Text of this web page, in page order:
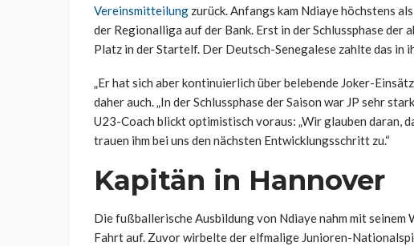
Vereinsmitteilung zurück. Anfangs kam Ndiaye höchstens
der Regionalliga auf der Bank. Erst in der Schlussphase der
Platz in der Startelf. Der Deutsch-Senegalese zahlte das
„Er hat sich aber kontinuierlich über belebende Joker-
daher auch. „In der Schlussphase der Saison war JP sehr
U23-Coach blickt optimistisch voraus: „Wir glauben daran,
trauen ihm bei uns den nächsten Entwicklungsschritt zu.“
Kapitän in Hannover
Die fußballerische Ausbildung von Ndiaye nahm mit seinem
Fahrt auf. Zuvor wirbelte der elfmalige Junioren-